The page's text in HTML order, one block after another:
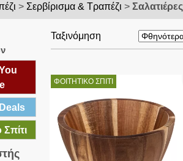
> Σερβίρισμα & Τραπέζι > Σαλατιέρες
Σπίτι
Ταξινόμηση
ΦΟΙΤΗΤΙΚΟ ΣΠΙΤΙ